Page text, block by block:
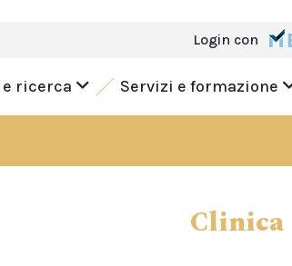
Login con
ricerca Servizi e formazione
Clinica